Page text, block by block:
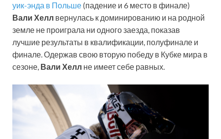
уик-энда в Польше (падение и 6 место в финале)
Вали Хелл вернулась к доминированию и на родной
земле не проиграла ни одного заезда, показав
лучшие результаты в квалификации, полуфинале и
финале. Одержав свою вторую победу в Кубке мира в
сезоне, Вали Хелл не имеет себе равных.